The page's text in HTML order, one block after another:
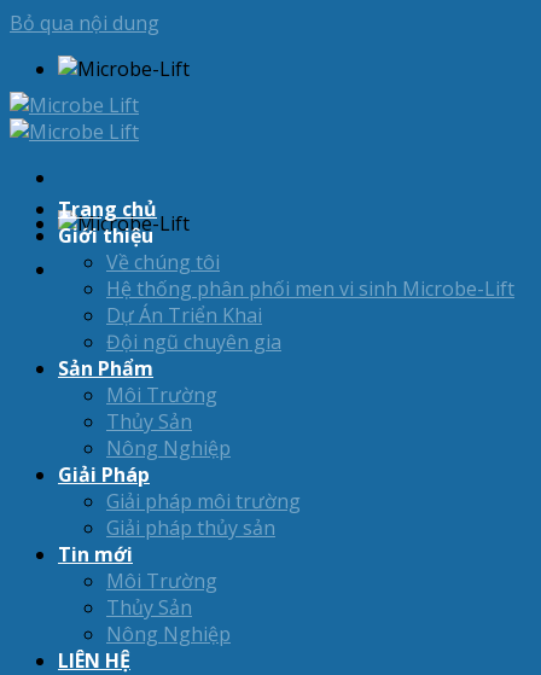
Bỏ qua nội dung
Trang chủ
Giới thiệu
Về chúng tôi
Hệ thống phân phối men vi sinh Microbe-Lift
Dự Án Triển Khai
Đội ngũ chuyên gia
Sản Phẩm
Môi Trường
Thủy Sản
Nông Nghiệp
Giải Pháp
Giải pháp môi trường
Giải pháp thủy sản
Tin mới
Môi Trường
Thủy Sản
Nông Nghiệp
LIÊN HỆ